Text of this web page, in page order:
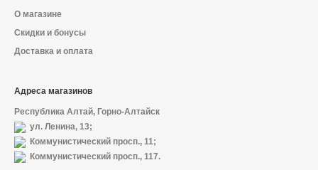
О магазине
Скидки и бонусы
Доставка и оплата
Адреса магазинов
Республика Алтай, Горно-Алтайск
ул. Ленина, 13;
Коммунистический просп., 11;
Коммунистический просп., 117.